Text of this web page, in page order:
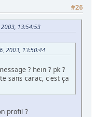
#26
13:54:53
2003, 13:50:44
? hein ? pk ?
sans carac, c'est ça
profil ?